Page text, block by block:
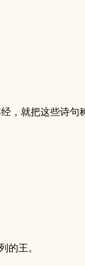
，就把这些诗句
的王。